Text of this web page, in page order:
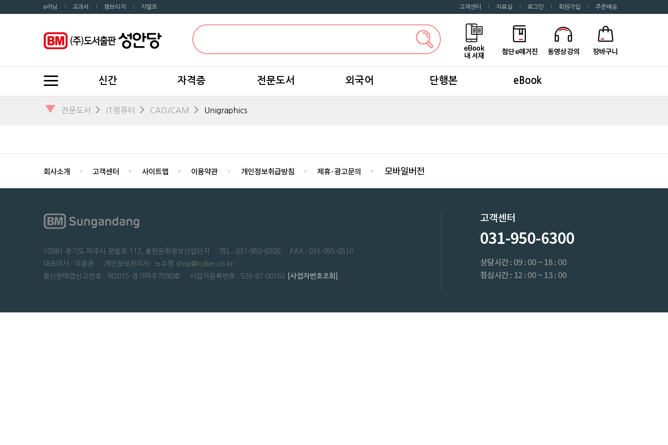
e러닝 교과서 캠브리지 지텔프 고객센터 자료실 로그인 회원가입 주문배송
신간 자격증 전문도서 외국어 단행본 eBook
▼ 전문도서 IT컴퓨터 CAD/CAM Unigraphics
10881 경기도 파주시 문발로 112, 출판문화정보산업단지 TEL : 031-950-6300 FAX : 031-955-0510
대표이사 : 이종춘 개인정보관리자 : 노수현 shop@cyber.co.kr
통신판매업신고번호 : 제2015-경기파주7090호 사업자등록번호 : 526-87-00162
[사업자번호조회]